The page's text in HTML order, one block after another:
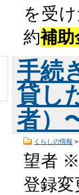
を受
約補助
手続
貸し
者）
くらしの情報 >
望者
登録